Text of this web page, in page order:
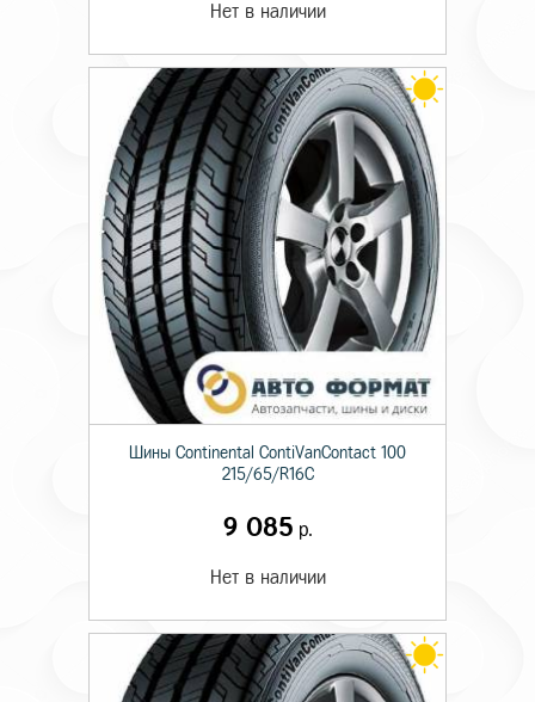
Нет в наличии
Шины Continental ContiVanContact 100
215/65/R16C
9 085р.
Нет в наличии